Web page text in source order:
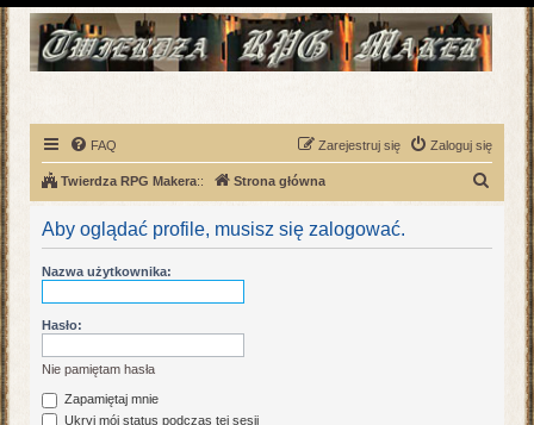
FAQ Zaloguj się
Zarejestruj się
Twierdza RPG Makera:: Strona główna
Aby oglądać profile, musisz się zalogować.
Nazwa użytkownika:
Hasło:
Nie pamiętam hasła
Zapamiętaj mnie
Ukryj mój status podczas tej sesji